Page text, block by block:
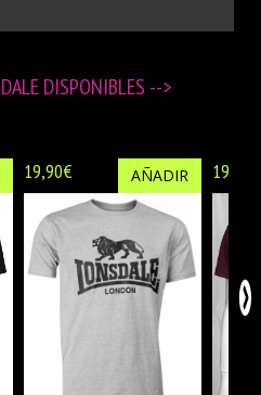
DISPONIBLES -->
19,90€ AÑADIR 19,90€